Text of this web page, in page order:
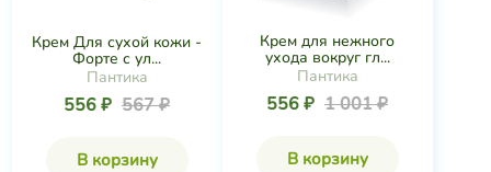
Крем Для сухой кожи -
Форте с ул...
Пантика
556 ₽ 567 ₽
В корзину
Крем для нежного
ухода вокруг гл...
Пантика
556 ₽ 1 001 ₽
В корзину